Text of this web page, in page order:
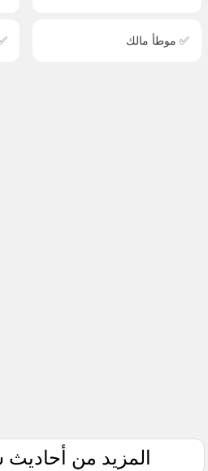
✅ موطأ مالك
المزيد من